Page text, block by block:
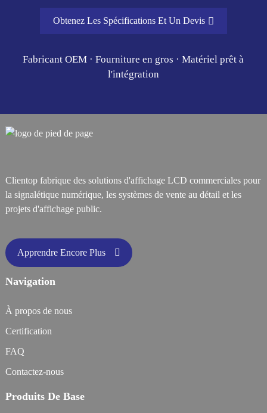
Obtenez Les Spécifications Et Un Devis
Fabricant OEM · Fourniture en gros · Matériel prêt à
l'intégration
Clientop fabrique des solutions d'affichage LCD commerciales pour
la signalétique numérique, les systèmes de vente au détail et les
projets d'affichage public.
Apprendre Encore Plus
Navigation
À propos de nous
Certification
FAQ
Contactez-nous
Produits De Base